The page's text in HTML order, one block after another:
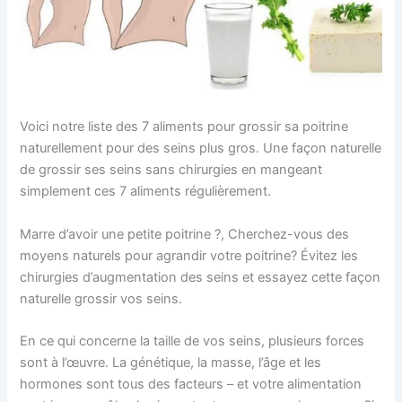
Voici notre liste des 7 aliments pour grossir sa poitrine
naturellement pour des seins plus gros. Une façon naturelle
de grossir ses seins sans chirurgies en mangeant
simplement ces 7 aliments régulièrement.
Marre d’avoir une petite poitrine ?, Cherchez-vous des
moyens naturels pour agrandir votre poitrine? Évitez les
chirurgies d’augmentation des seins et essayez cette façon
naturelle grossir vos seins.
En ce qui concerne la taille de vos seins, plusieurs forces
sont à l’œuvre. La génétique, la masse, l’âge et les
hormones sont tous des facteurs – et votre alimentation